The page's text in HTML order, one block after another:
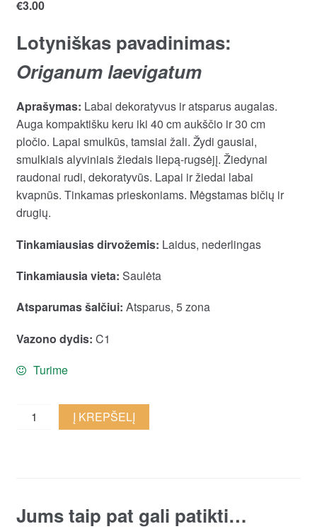
€3.00
Lotyniškas pavadinimas:
Origanum laevigatum
Aprašymas: Labai dekoratyvus ir atsparus augalas.
Auga kompaktišku keru iki 40 cm aukščio ir 30 cm
pločio. Lapai smulkūs, tamsiai žali. Žydi gausiai,
smulkiais alyviniais žiedais liepą-rugsėjį. Žiedynai
raudonai rudi, dekoratyvūs. Lapai ir žiedai labai
kvapnūs. Tinkamas prieskoniams. Mėgstamas bičių ir
drugių.
Tinkamiausias dirvožemis: Laidus, nederlingas
Tinkamiausia vieta: Saulėta
Atsparumas šalčiui: Atsparus, 5 zona
Vazono dydis: C1
Turime
Raudonėlis
'Rosenkuppel'
Į KREPŠELĮ
Jums taip pat gali patikti…